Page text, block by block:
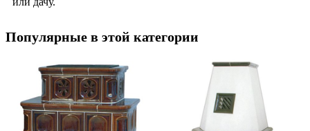
Популярные в этой категории